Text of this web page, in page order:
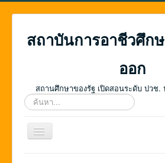
สถาบันการอาชีวศึก
ออก
สถานศึกษาของรัฐ เปิดสอนระดับ ปวช
ค้นหา...
สลับ
เน